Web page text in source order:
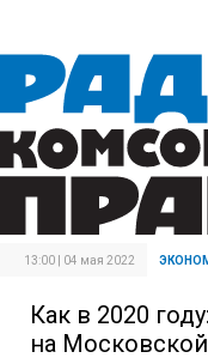
13:00 | 04 мая 2022
Как в 2020
на